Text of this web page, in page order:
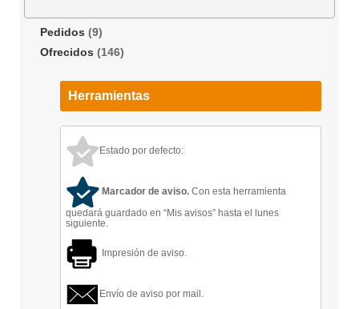
Pedidos (9)
Ofrecidos (146)
Herramientas
Estado por defecto:
Marcador de aviso. Con esta herramienta
quedará guardado en “Mis avisos” hasta el lunes
siguiente.
Impresión de aviso.
Envío de aviso por mail.